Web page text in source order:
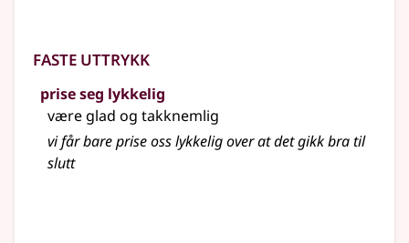
Faste uttrykk
prise seg lykkelig
være glad og takknemlig
vi får bare prise oss lykkelig over at det gikk bra til
slutt